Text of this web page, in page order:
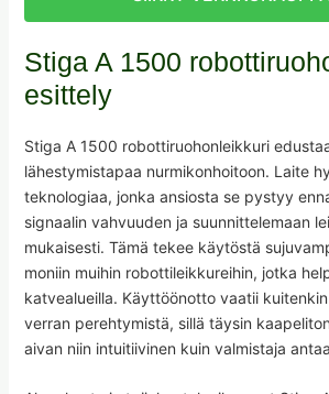
Stiga A 1500
esittely
Stiga A 1500 robottiruohonleikkuri
lähestymistapaa nurmikonhoitoon. Laite
teknologiaa, jonka ansiosta se pystyy
signaalin vahvuuden ja suunnittelemaan
mukaisesti. Tämä tekee käytöstä
moniin muihin robottileikkureihin, jotka
katvealueilla. Käyttöönotto vaatii
verran perehtymistä, sillä täysin
aivan niin intuitiivinen kuin valmistaja